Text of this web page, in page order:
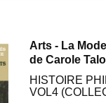
Arts - La
de Carole
HISTOIRE
VOL4